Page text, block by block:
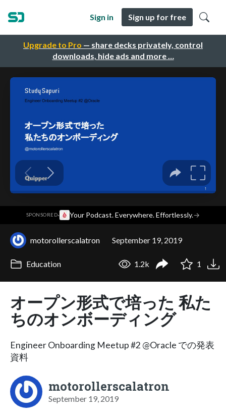
Upgrade to Pro — share decks privately, control
downloads, hide ads and more …
Sign in Sign up for free
SPONSORED· Your Podcast. Everywhere. Effortlessly.→
motorollerscalatron September 19, 2019
Education 1.2k 1
オープン形式で培った 私た
ちのオンボーディング
Engineer Onboarding Meetup #2 @Oracle での発表
資料
motorollerscalatron
September 19, 2019